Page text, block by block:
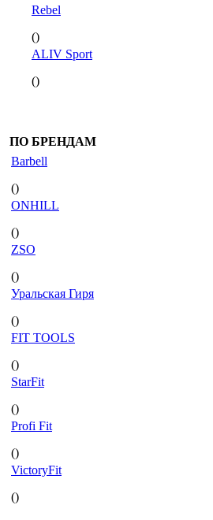
Rebel
()
ALIV Sport
()
ПО БРЕНДАМ
Barbell
()
ONHILL
()
ZSO
()
Уральская Гиря
()
FIT TOOLS
()
StarFit
()
Profi Fit
()
VictoryFit
()